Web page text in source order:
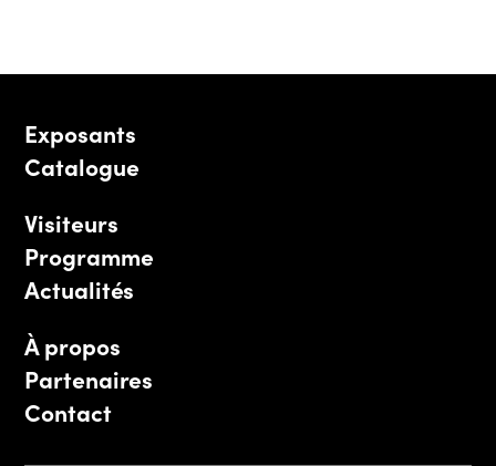
Exposants
Catalogue
Visiteurs
Programme
Actualités
À propos
Partenaires
Contact